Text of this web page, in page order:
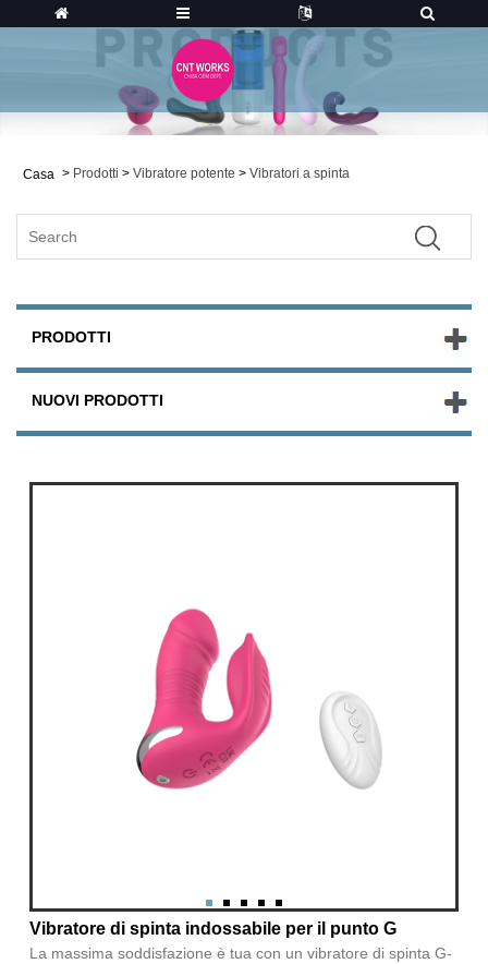
Casa > Prodotti > Vibratore potente > Vibratori a spinta
PRODOTTI
NUOVI PRODOTTI
Vibratore di spinta indossabile per il punto G
La massima soddisfazione è tua con un vibratore di spinta G-